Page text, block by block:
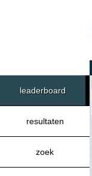
leaderboard
resultaten
zoek